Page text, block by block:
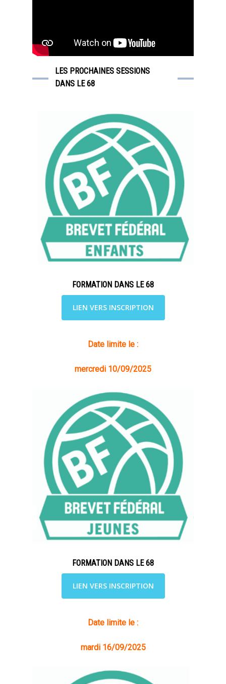
LES PROCHAINES SESSIONS
DANS LE 68
FORMATION DANS LE 68
LIEN VERS INSCRIPTION
Date limite le :
mercredi 10/09/2025
FORMATION DANS LE 68
LIEN VERS INSCRIPTION
Date limite le :
mardi 16/09/2025